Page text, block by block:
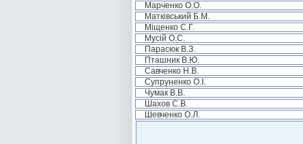
Марченко О.О.
Матківський Б.М.
Міщенко С.Г.
Мусій О.С.
Парасюк В.З.
Пташник В.Ю.
Савченко Н.В.
Супруненко О.І.
Чумак В.В.
Шахов С.В.
Шевченко О.Л.